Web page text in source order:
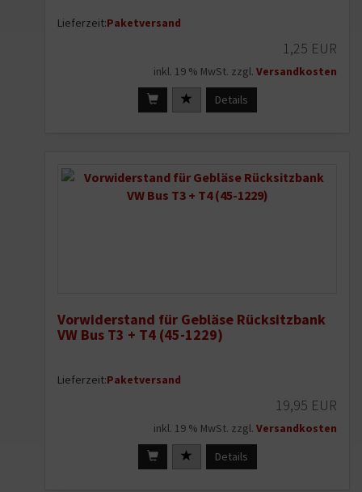
Lieferzeit:Paketversand
1,25 EUR
inkl. 19 % MwSt. zzgl. Versandkosten
Details
Vorwiderstand für Gebläse Rücksitzbank
VW Bus T3 + T4 (45-1229)
Lieferzeit:Paketversand
19,95 EUR
inkl. 19 % MwSt. zzgl. Versandkosten
Details